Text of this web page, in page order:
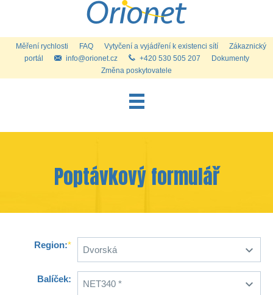
Měření rychlosti FAQ Vytyčení a vyjádření k existenci sítí
Zákaznický
portál
info@orionet.cz +420 530 505 207
Dokumenty
Změna poskytovatele
Televize
Poptávkový formulář
Region:*
Balíček: